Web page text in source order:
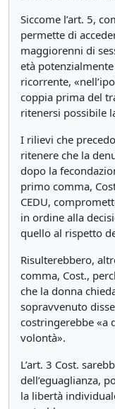
Siccome l’art. 5,
permette di
maggiorenni di
età
ricorrente,
coppia prima del
ritenersi possibile
I rilievi che
ritenere che la
dopo la
primo comma,
CEDU,
in ordine alla
quello al rispetto
Risulterebbero,
comma, Cost.,
che la donna
sopravvenuto
costringerebbe «a
volontà».
L’art. 3 Cost.
dell’eguaglianza,
la libertà